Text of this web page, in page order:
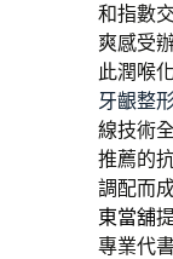
和指數
爽感受
此潤喉
牙齦整
線技術
推薦的
調配而
東當舖
專業代